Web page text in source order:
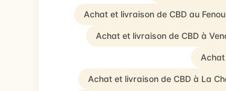
Achat et livraison de CBD au
Achat et livraison de CBD à
Achat et livraison de CBD à La